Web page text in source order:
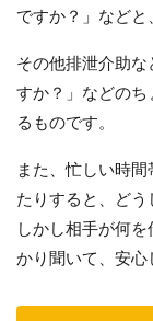
ですか？」などと
その他排泄介助
すか？」などの
るものです。
また、忙しい時
たりすると、どう
しかし相手が何
かり聞いて、安心